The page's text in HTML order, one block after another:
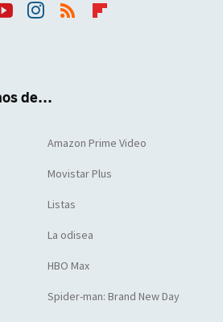
de...
Amazon Prime Video
Movistar Plus
Listas
La odisea
HBO Max
Spider-man: Brand New Day